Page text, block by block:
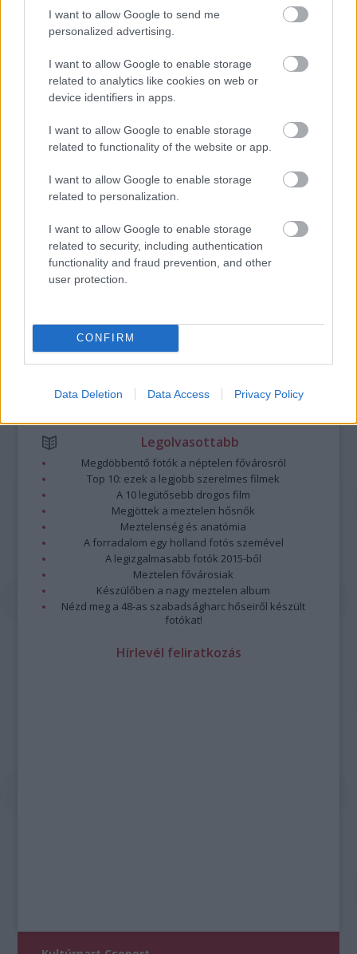
I want to allow Google to send me
personalized advertising.
I want to allow Google to enable storage
related to analytics like cookies on web or
device identifiers in apps.
I want to allow Google to enable storage
related to functionality of the website or app.
I want to allow Google to enable storage
related to personalization.
I want to allow Google to enable storage
related to security, including authentication
functionality and fraud prevention, and other
user protection.
CONFIRM
Data Deletion Data Access Privacy Policy
ZÁRT A DOMBOS FEST
A bejegyzés trackback címe:
https://kulturpart.hu/api/trackback/id/7864800
Kommentek:
A hozzászólások avonatkozó jogszabályokértelmében felhasználói tartalomnak
minősülnek, értük aszolgáltatás technikaiüzemeltetője semmilyen felelősséget
nem vállal, azokat nem ellenőrzi. Kifogás esetén forduljon a blog szerkesztőjéhez.
Legolvasottabb
Megdöbbentő fotók a néptelen fővárosról
Top 10: ezek a legjobb szerelmes filmek
A 10 legütősebb drogos film
Megjöttek a meztelen hősnők
Meztelenség és anatómia
A forradalom egy holland fotós szemével
A legizgalmasabb fotók 2015-ből
Meztelen fővárosiak
Készülőben a nagy meztelen album
Nézd meg a 48-as szabadságharc hőseiről készült
fotókat!
Hírlevél feliratkozás